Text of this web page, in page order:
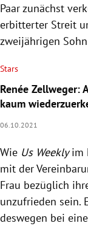
Paar zunächst
erbitterter Streit
zweijährigen
Stars
Renée Zellweger:
kaum
06.10.2021
Wie Us Weeklyim
mit der
Frau bezüglich
unzufrieden sein.
deswegen bei